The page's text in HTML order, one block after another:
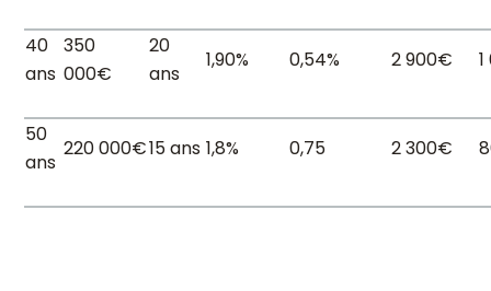
40
ans
350
000€
20
ans
1,90% 0,54% 2 900€
50
ans
220 000€15 ans 1,8% 0,75 2 300€